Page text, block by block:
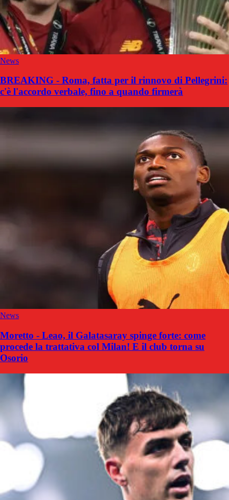
News
BREAKING - Roma, fatta per il rinnovo di Pellegrini:
c'è l'accordo verbale, fino a quando firmerà
News
Moretto - Leao, il Galatasaray spinge forte: come
procede la trattativa col Milan! E il club torna su
Osorio